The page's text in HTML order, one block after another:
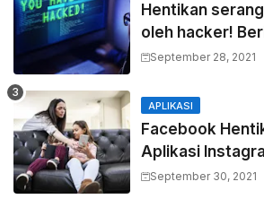
Hentikan
oleh hacker!
cara
September 28, 2021
APLIKASI
Facebook
Aplikasi
September 30, 2021